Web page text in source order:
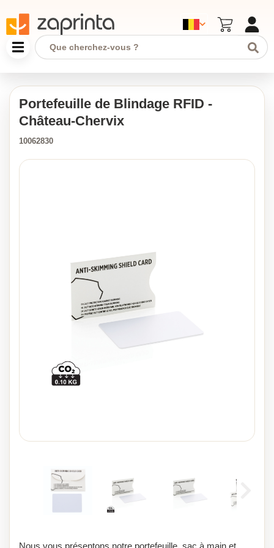
Portefeuille de Blindage RFID -
Château-Chervix
10062830
Nous vous présentons notre portefeuille, sac à main et